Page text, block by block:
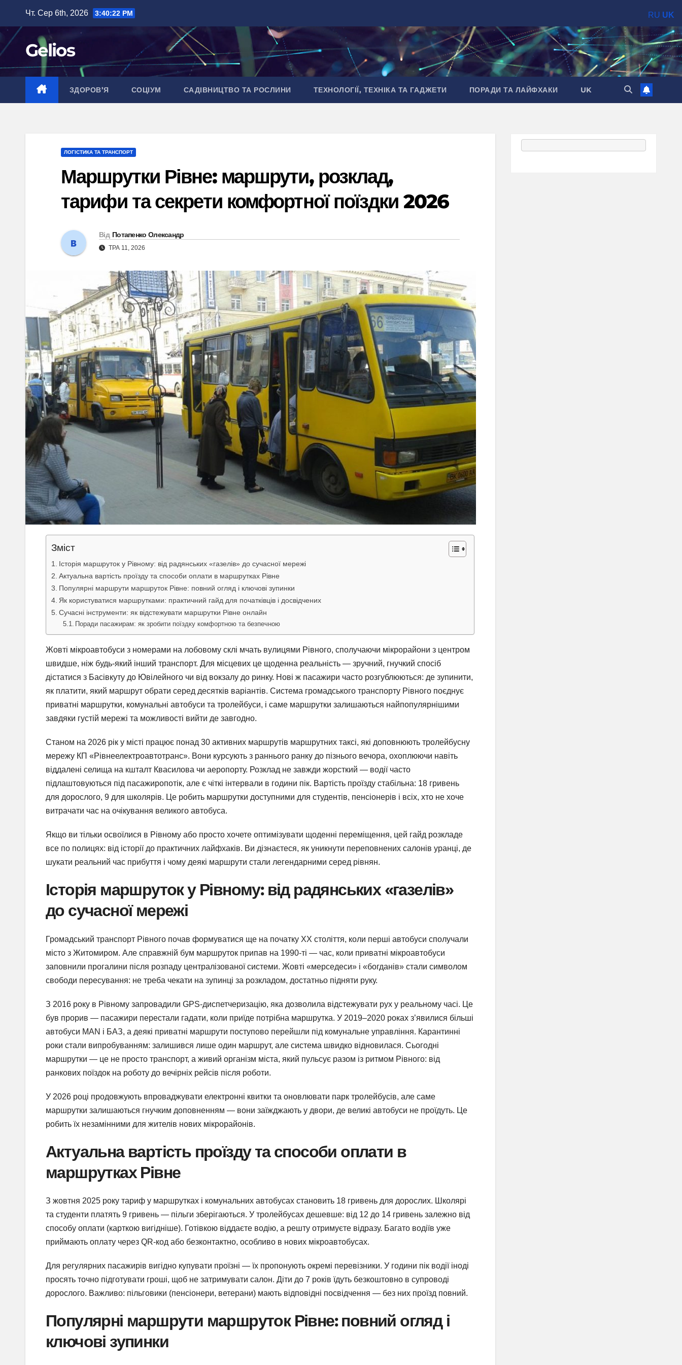
вмісту
Чт. Сер 6th, 2026 3:40:23 PM
Gelios
ЗДОРОВ’Я СОЦІУМ САДІВНИЦТВО ТА РОСЛИНИ ТЕХНОЛОГІЇ, ТЕХНІКА ТА ГАДЖЕТИ ПОРАДИ ТА ЛАЙФХАКИ UK
ЛОГІСТИКА ТА ТРАНСПОРТ
Маршрутки Рівне: маршрути, розклад,
тарифи та секрети комфортної поїздки 2026
Від Потапенко Олександр
ТРА 11, 2026
Зміст
Історія маршруток у Рівному: від радянських «газелів» до сучасної мережі
Актуальна вартість проїзду та способи оплати в маршрутках Рівне
Популярні маршрути маршруток Рівне: повний огляд і ключові зупинки
Як користуватися маршрутками: практичний гайд для початківців і досвідчених
Сучасні інструменти: як відстежувати маршрутки Рівне онлайн
Поради пасажирам: як зробити поїздку комфортною та безпечною
Жовті мікроавтобуси з номерами на лобовому склі мчать вулицями Рівного, сполучаючи мікрорайони з центром
швидше, ніж будь-який інший транспорт. Для місцевих це щоденна реальність — зручний, гнучкий спосіб
дістатися з Басівкуту до Ювілейного чи від вокзалу до ринку. Нові ж пасажири часто розгублюються: де зупинити,
як платити, який маршрут обрати серед десятків варіантів. Система громадського транспорту Рівного поєднує
приватні маршрутки, комунальні автобуси та тролейбуси, і саме маршрутки залишаються найпопулярнішими
завдяки густій мережі та можливості вийти де завгодно.
Станом на 2026 рік у місті працює понад 30 активних маршрутів маршрутних таксі, які доповнюють тролейбусну
мережу КП «Рівнеелектроавтотранс». Вони курсують з раннього ранку до пізнього вечора, охоплюючи навіть
віддалені селища на кшталт Квасилова чи аеропорту. Розклад не завжди жорсткий — водії часто
підлаштовуються під пасажиропотік, але є чіткі інтервали в години пік. Вартість проїзду стабільна: 18 гривень
для дорослого, 9 для школярів. Це робить маршрутки доступними для студентів, пенсіонерів і всіх, хто не хоче
витрачати час на очікування великого автобуса.
Якщо ви тільки освоїлися в Рівному або просто хочете оптимізувати щоденні переміщення, цей гайд розкладе
все по полицях: від історії до практичних лайфхаків. Ви дізнаєтеся, як уникнути переповнених салонів уранці, де
шукати реальний час прибуття і чому деякі маршрути стали легендарними серед рівнян.
Історія маршруток у Рівному: від радянських «газелів»
до сучасної мережі
Громадський транспорт Рівного почав формуватися ще на початку XX століття, коли перші автобуси сполучали
місто з Житомиром. Але справжній бум маршруток припав на 1990-ті — час, коли приватні мікроавтобуси
заповнили прогалини після розпаду централізованої системи. Жовті «мерседеси» і «богданів» стали символом
свободи пересування: не треба чекати на зупинці за розкладом, достатньо підняти руку.
З 2016 року в Рівному запровадили GPS-диспетчеризацію, яка дозволила відстежувати рух у реальному часі. Це
був прорив — пасажири перестали гадати, коли приїде потрібна маршрутка. У 2019–2020 роках з’явилися більші
автобуси MAN і БАЗ, а деякі приватні маршрути поступово перейшли під комунальне управління. Карантинні
роки стали випробуванням: залишився лише один маршрут, але система швидко відновилася. Сьогодні
маршрутки — це не просто транспорт, а живий організм міста, який пульсує разом із ритмом Рівного: від
ранкових поїздок на роботу до вечірніх рейсів після роботи.
У 2026 році продовжують впроваджувати електронні квитки та оновлювати парк тролейбусів, але саме
маршрутки залишаються гнучким доповненням — вони заїжджають у двори, де великі автобуси не проїдуть. Це
робить їх незамінними для жителів нових мікрорайонів.
Актуальна вартість проїзду та способи оплати в
маршрутках Рівне
З жовтня 2025 року тариф у маршрутках і комунальних автобусах становить 18 гривень для дорослих. Школярі
та студенти платять 9 гривень — пільги зберігаються. У тролейбусах дешевше: від 12 до 14 гривень залежно від
способу оплати (карткою вигідніше). Готівкою віддаєте водію, а решту отримуєте відразу. Багато водіїв уже
приймають оплату через QR-код або безконтактно, особливо в нових мікроавтобусах.
Для регулярних пасажирів вигідно купувати проїзні — їх пропонують окремі перевізники. У години пік водії іноді
просять точно підготувати гроші, щоб не затримувати салон. Діти до 7 років їдуть безкоштовно в супроводі
дорослого. Важливо: пільговики (пенсіонери, ветерани) мають відповідні посвідчення — без них проїзд повний.
Популярні маршрути маршруток Рівне: повний огляд і
ключові зупинки
RU UK